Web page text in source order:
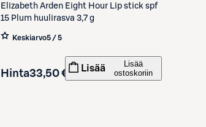
Elizabeth Arden Eight Hour Lip stick spf
15 Plum huulirasva 3,7 g
Keskiarvo5 / 5
Hinta33,50 € Lisää
Lisää
ostoskoriin